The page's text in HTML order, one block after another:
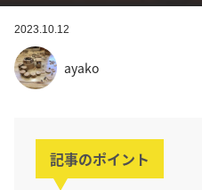
2023.10.12
ayako
記事のポイント